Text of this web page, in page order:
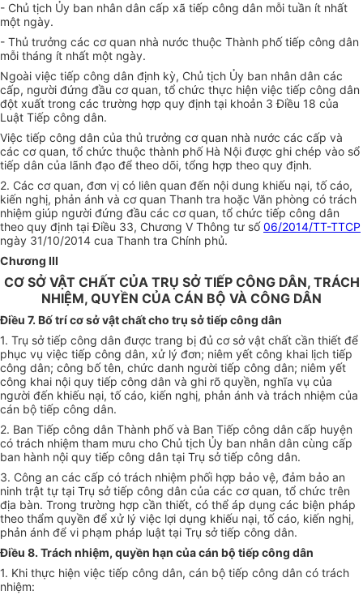
- Chủ tịch Ủy ban nhân dân cấp xã tiếp công dân mỗi tuần ít nhất
một ngày.
- Thủ trưởng các cơ quan nhà nước thuộc Thành phố tiếp công dân
mỗi tháng ít nhất một ngày.
Ngoài việc tiếp công dân định kỳ, Chủ tịch Ủy ban nhân dân các
cấp, người đứng đầu cơ quan, tổ chức thực hiện việc tiếp công dân
đột xuất trong các trường hợp quy định tại khoản 3 Điều 18 của
Luật Tiếp công dân.
Việc tiếp công dân của thủ trưởng cơ quan nhà nước các cấp và
các cơ quan, tổ chức thuộc thành phố Hà Nội được ghi chép vào sổ
tiếp dân của lãnh đạo để theo dõi, tổng hợp theo quy định.
2. Các cơ quan, đơn vị có liên quan đến nội dung khiếu nại, tố cáo,
kiến nghị, phản ánh và cơ quan Thanh tra hoặc Văn phòng có trách
nhiệm giúp người đứng đầu các cơ quan, tổ chức tiếp công dân
theo quy định tại Điều 33, Chương V Thông tư số06/2014/TT-TTCP
ngày 31/10/2014 cua Thanh tra Chính phủ.
Chương III
CƠ SỞ VẬT CHẤT CỦA TRỤ SỞ TIẾP CÔNG DÂN, TRÁCH
NHIỆM, QUYỀN CỦA CÁN BỘ VÀ CÔNG DÂN
Điều 7. Bố trí cơ sở vật chất cho trụ sở tiếp công dân
1. Trụ sở tiếp công dân được trang bị đủ cơ sở vật chất cần thiết để
phục vụ việc tiếp công dân, xử lý đơn; niêm yết công khai lịch tiếp
công dân; công bố tên, chức danh người tiếp công dân; niêm yết
công khai nội quy tiếp công dân và ghi rõ quyền, nghĩa vụ của
người đến khiếu nại, tố cáo, kiến nghị, phản ánh và trách nhiệm của
cán bộ tiếp công dân.
2. Ban Tiếp công dân Thành phố và Ban Tiếp công dân cấp huyện
có trách nhiệm tham mưu cho Chủ tịch Ủy ban nhân dân cùng cấp
ban hành nội quy tiếp công dân tại Trụ sở tiếp công dân.
3. Công an các cấp có trách nhiệm phối hợp bảo vệ, đảm bảo an
ninh trật tự tại Trụ sở tiếp công dân của các cơ quan, tổ chức trên
địa bàn. Trong trường hợp cần thiết, có thể áp dụng các biện pháp
theo thẩm quyền để xử lý việc lợi dụng khiếu nại, tố cáo, kiến nghị,
phản ánh để vi phạm pháp luật tại Trụ sở tiếp công dân.
Điều 8. Trách nhiệm, quyền hạn của cán bộ tiếp công dân
1. Khi thực hiện việc tiếp công dân, cán bộ tiếp công dân có trách
nhiệm: